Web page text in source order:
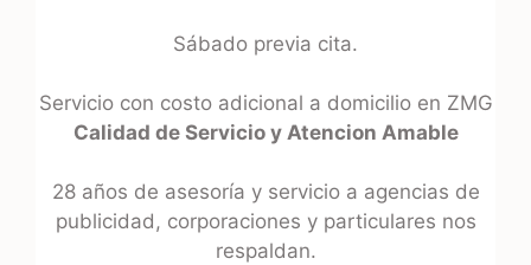
Sábado previa cita.
Servicio con costo adicional a domicilio en ZMG
Calidad de Servicio y Atencion Amable
28 años de asesoría y servicio a agencias de
publicidad, corporaciones y particulares nos
respaldan.